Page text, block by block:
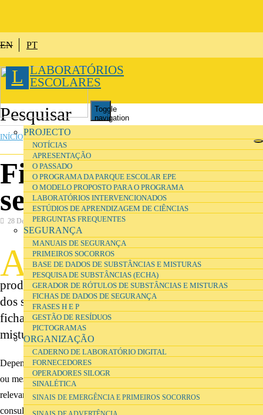
EN PT
L LABORATÓRIOS
ESCOLARES
Toggle
navigation
PROJECTO
NOTÍCIAS
APRESENTAÇÃO
O PASSADO
O PROGRAMA DA PARQUE ESCOLAR EPE
O MODELO PROPOSTO PARA O PROGRAMA
LABORATÓRIOS INTERVENCIONADOS
ESTÚDIOS DE APRENDIZAGEM DE CIÊNCIAS
PERGUNTAS FREQUENTES
SEGURANÇA
MANUAIS DE SEGURANÇA
PRIMEIROS SOCORROS
BASE DE DADOS DE SUBSTÂNCIAS E MISTURAS
PESQUISA DE SUBSTÂNCIAS (ECHA)
GERADOR DE RÓTULOS DE SUBSTÂNCIAS E MISTURAS
FICHAS DE DADOS DE SEGURANÇA
FRASES H E P
GESTÃO DE RESÍDUOS
PICTOGRAMAS
ORGANIZAÇÃO
CADERNO DE LABORATÓRIO DIGITAL
FORNECEDORES
OPERADORES SILOGR
SINALÉTICA
SINAIS DE EMERGÊNCIA E PRIMEIROS SOCORROS
ESTÁ AQUI
INÍCIO»SEGURANÇA
Fichas de dados de
segurança
28 Dezembro 2016 Segurança
A s fichas de dados de segurança contêm
informações sobre a forma de manusear os
produtos químicos em segurança e como proteger-se
dos seus perigos. O seu fornecedor deve fornecer
fichas de dados de segurança para as substâncias e
misturas perigosas que utiliza.
Dependendo do fornecedor, as FDS poderão ser entregues em papel
ou mesmo emformato digitalp.e., podendo imprimir-se as mais
relevantes para um dossier e guardando as versões digitais para
consulta. Antes de qualquer actividade prática, laboratorial ou